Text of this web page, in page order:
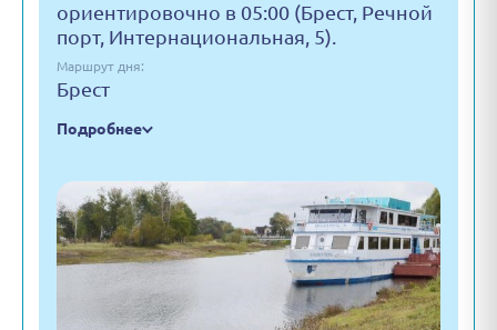
ориентировочно в 05:00 (Брест, Речной
порт, Интернациональная, 5).
Маршрут дня:
Брест
Подробнее